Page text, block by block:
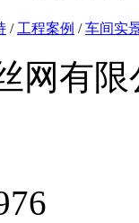
/ 工程案例 /车间实
网有限